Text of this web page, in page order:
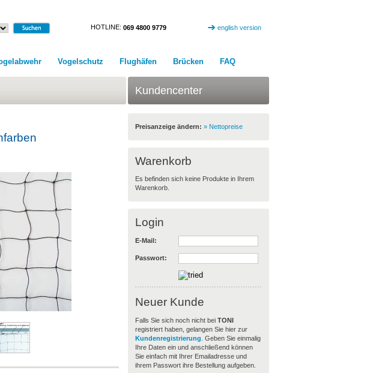
HOTLINE: 069 4800 9779 english version
Vogelschutz Flughäfen Brücken FAQ
Kundencenter
Preisanzeige ändern: » Nettopreise
Warenkorb
Es befinden sich keine Produkte in Ihrem
Warenkorb.
Login
E-Mail:
Passwort:
Neuer Kunde
Falls Sie sich noch nicht bei TONI
registriert haben, gelangen Sie hier zur
Kundenregistrierung . Geben Sie einmalig
Ihre Daten ein und anschließend können
Sie einfach mit Ihrer Emailadresse und
ihrem Passwort ihre Bestellung aufgeben.